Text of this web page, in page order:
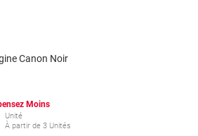
Canon Noir
Moins
Unité
À partir de 3 Unités